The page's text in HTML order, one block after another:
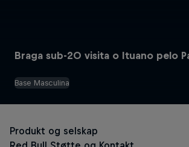
Braga sub-20 visita o Ituano pelo
Base Masculina
Red Bull Energy Drinks
Den Originale Red Bull
Red Bull Zero